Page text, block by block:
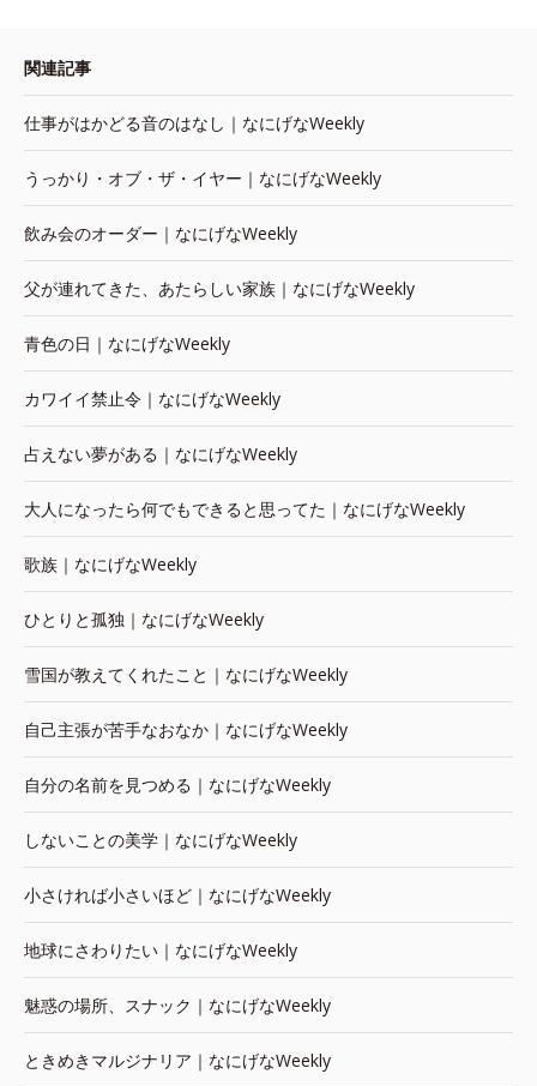
関連記事
仕事がはかどる音のはなし｜なにげなWeekly
うっかり・オブ・ザ・イヤー｜なにげなWeekly
飲み会のオーダー｜なにげなWeekly
父が連れてきた、あたらしい家族｜なにげなWeekly
青色の日｜なにげなWeekly
カワイイ禁止令｜なにげなWeekly
占えない夢がある｜なにげなWeekly
大人になったら何でもできると思ってた｜なにげなWeekly
歌族｜なにげなWeekly
ひとりと孤独｜なにげなWeekly
雪国が教えてくれたこと｜なにげなWeekly
自己主張が苦手なおなか｜なにげなWeekly
自分の名前を見つめる｜なにげなWeekly
しないことの美学｜なにげなWeekly
小さければ小さいほど｜なにげなWeekly
地球にさわりたい｜なにげなWeekly
魅惑の場所、スナック｜なにげなWeekly
ときめきマルジナリア｜なにげなWeekly